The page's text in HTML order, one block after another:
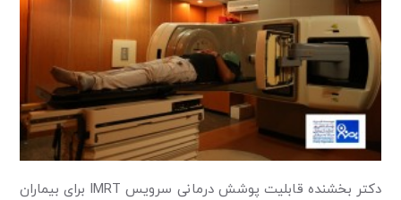
دکتر بخشنده قابلیت پوشش درمانی سرویس IMRT برای بیماران